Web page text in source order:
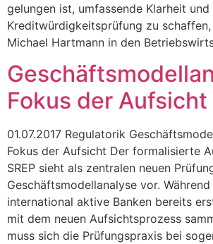
gelungen ist, umfassende Klarheit
Kreditwürdigkeitsprüfung zu
Michael Hartmann in den
Fokus der Aufsicht
01.07.2017 Regulatorik
Fokus der Aufsicht Der formalisierte
SREP sieht als zentralen neuen
Geschäftsmodellanalyse vor.
international aktive Banken bereits
mit dem neuen Aufsichtsprozess
muss sich die Prüfungspraxis bei